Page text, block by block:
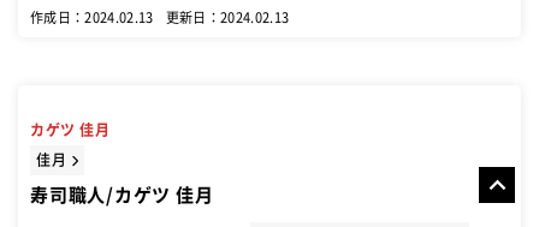
作成日：2024.02.13 更新日：2024.02.13
カゲツ 佳月
佳月
寿司職人/カゲツ 佳月